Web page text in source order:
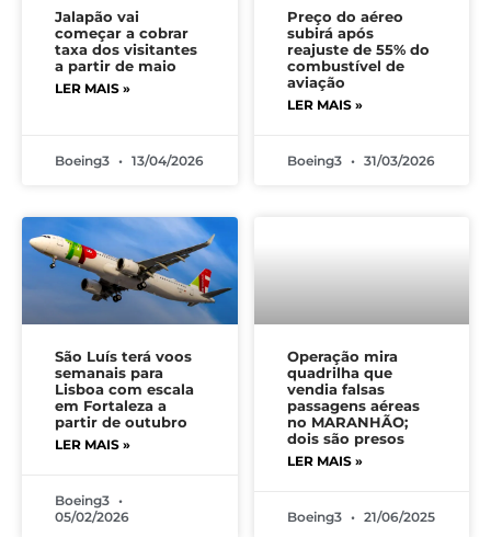
Jalapão vai
começar a cobrar
taxa dos visitantes
a partir de maio
LER MAIS »
Boeing3 13/04/2026
Preço do aéreo
subirá após
reajuste de 55% do
combustível de
aviação
LER MAIS »
Boeing3 31/03/2026
São Luís terá voos
semanais para
Lisboa com escala
em Fortaleza a
partir de outubro
LER MAIS »
Boeing3
05/02/2026
Operação mira
quadrilha que
vendia falsas
passagens aéreas
no MARANHÃO;
dois são presos
LER MAIS »
Boeing3 21/06/2025